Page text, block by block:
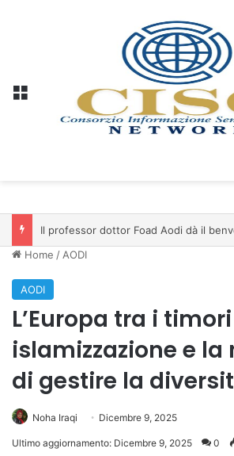
Home / AODI
AODI
L’Europa tra i
islamizzazione e la
di gestire la
Noha Iraqi Dicembre 9, 2025
Ultimo aggiornamento: Dicembre 9, 2025 0